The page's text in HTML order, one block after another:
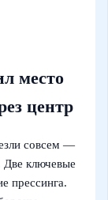
место
центр
совсем —
Две ключевые
прессинга.